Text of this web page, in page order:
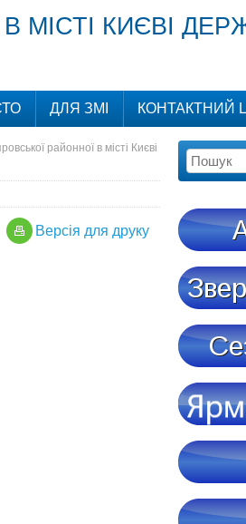
МІСТІ КИЄВІ
ДЛЯ ЗМІ КОНТАКТНИЙ
районної в місті Києві
Версiя для друку